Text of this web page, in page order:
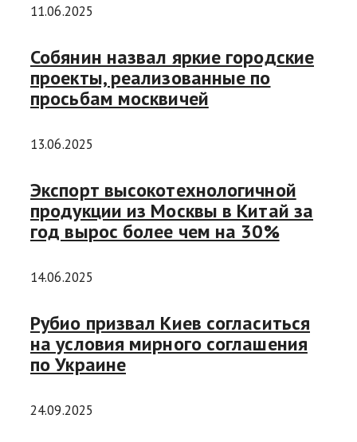
11.06.2025
Собянин назвал яркие городские
проекты, реализованные по
просьбам москвичей
13.06.2025
Экспорт высокотехнологичной
продукции из Москвы в Китай за
год вырос более чем на 30%
14.06.2025
Рубио призвал Киев согласиться
на условия мирного соглашения
по Украине
24.09.2025